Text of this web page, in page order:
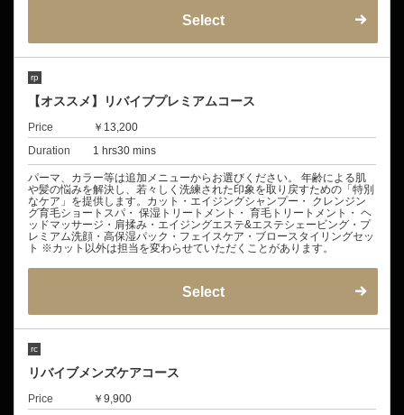
Select
rp
【オススメ】リバイブプレミアムコース
Price
￥13,200
Duration
1 hrs30 mins
パーマ、カラー等は追加メニューからお選びください。 年齢による肌
や髪の悩みを解決し、若々しく洗練された印象を取り戻すための「特別
なケア」を提供します。カット・エイジングシャンプー・ クレンジン
グ育毛ショートスパ・ 保湿トリートメント・ 育毛トリートメント・ ヘ
ッドマッサージ・肩揉み・エイジングエステ&エステシェービング・プ
レミアム洗顔・高保湿パック・フェイスケア・ブロースタイリングセッ
ト ※カット以外は担当を変わらせていただくことがあります。
Select
rc
リバイブメンズケアコース
Price
￥9,900